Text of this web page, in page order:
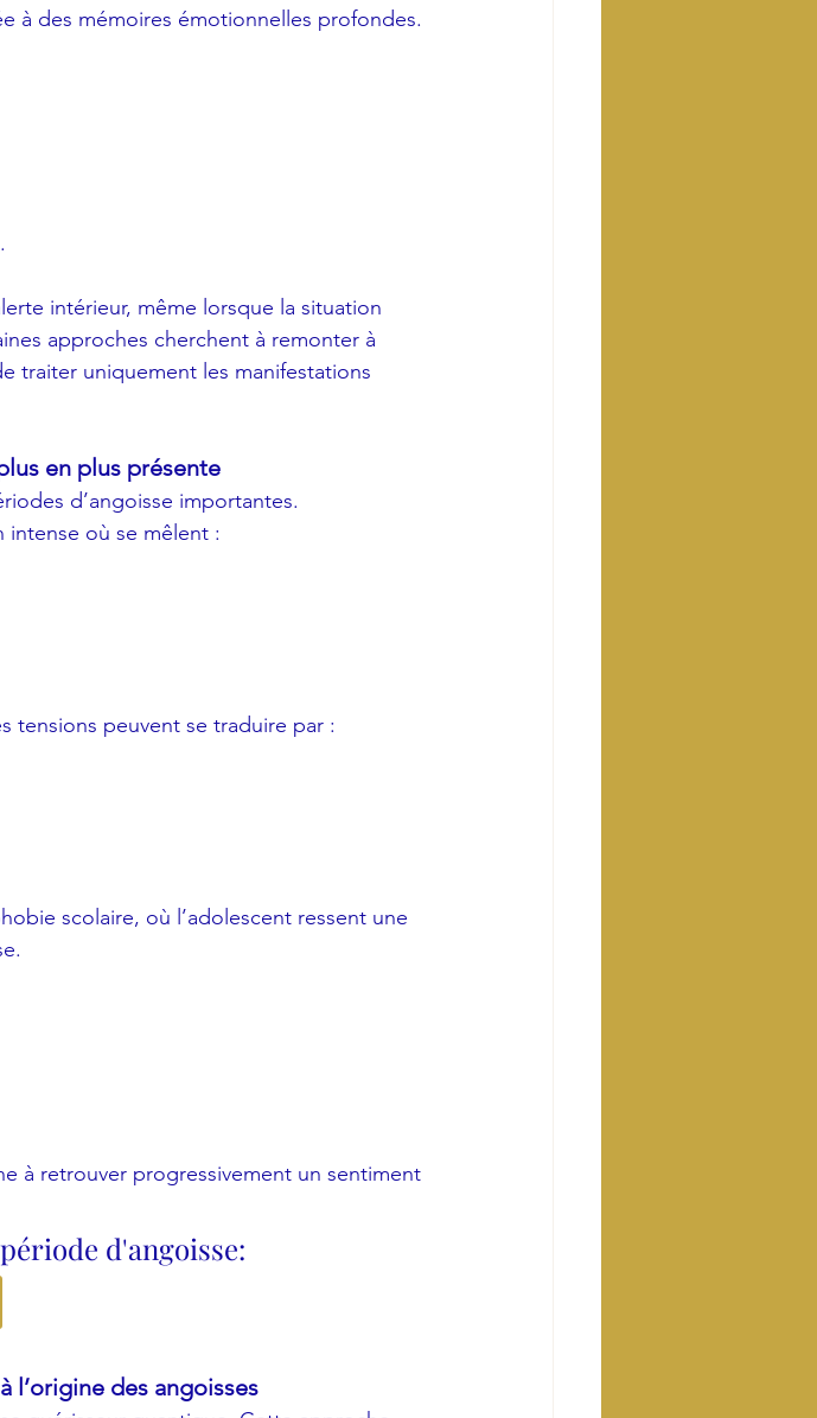
à des mémoires émotionnelles profondes.
intérieur, même lorsque la situation
approches cherchent à remonter à
traiter uniquement les manifestations
en plus présente
d’angoisse importantes.
intense où se mêlent :
tensions peuvent se traduire par :
scolaire, où l’adolescent ressent une
à retrouver progressivement un sentiment
d'angoisse:
l’origine des angoisses